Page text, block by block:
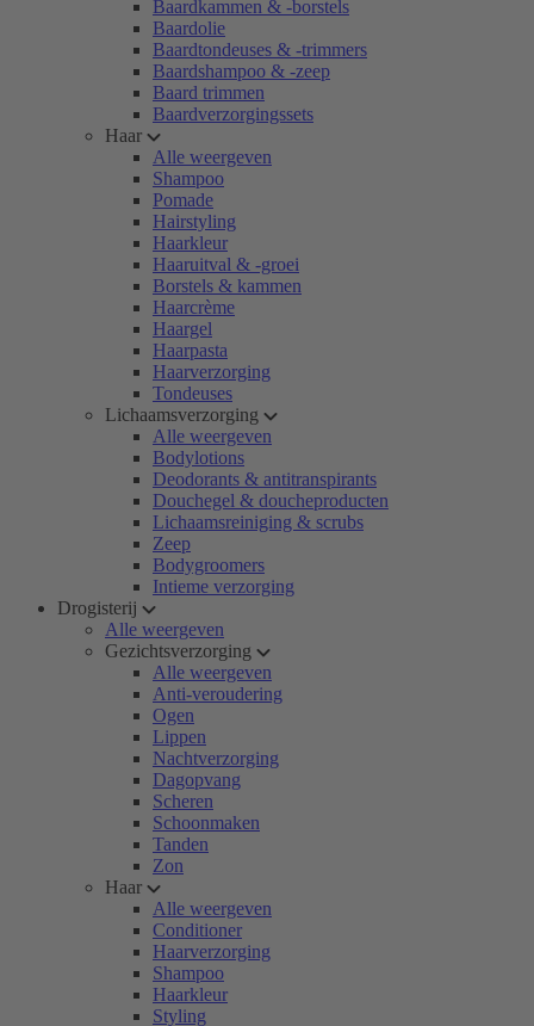
Baardkammen & -borstels
Baardolie
Baardtondeuses & -trimmers
Baardshampoo & -zeep
Baard trimmen
Baardverzorgingssets
Haar
Alle weergeven
Shampoo
Pomade
Hairstyling
Haarkleur
Haaruitval & -groei
Borstels & kammen
Haarcrème
Haargel
Haarpasta
Haarverzorging
Tondeuses
Lichaamsverzorging
Alle weergeven
Bodylotions
Deodorants & antitranspirants
Douchegel & doucheproducten
Lichaamsreiniging & scrubs
Zeep
Bodygroomers
Intieme verzorging
Drogisterij
Alle weergeven
Gezichtsverzorging
Alle weergeven
Anti-veroudering
Ogen
Lippen
Nachtverzorging
Dagopvang
Scheren
Schoonmaken
Tanden
Zon
Haar
Alle weergeven
Conditioner
Haarverzorging
Shampoo
Haarkleur
Styling